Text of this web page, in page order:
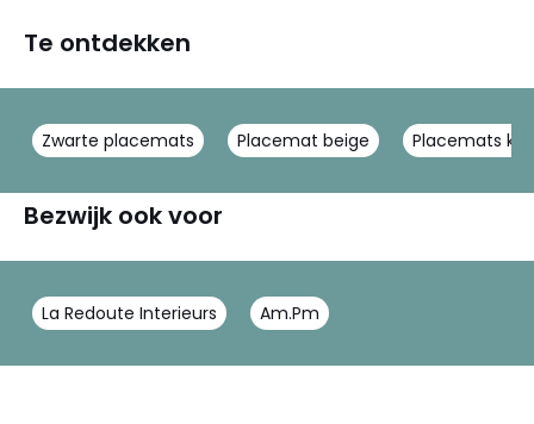
Te ontdekken
Zwarte placemats Placemat beige Placemats
Bezwijk ook voor
La Redoute Interieurs Am.Pm